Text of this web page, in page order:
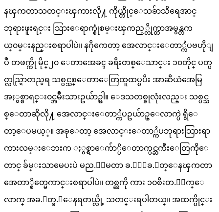
နၾကတာသတင္းၾကားလို႔ ကိုယ္တိုင္ေသခ်ာသိရေအာင္
ဘုရားဖူးရင္း သြားေရာက္စုံစမ္းၾကည့္လိုက္တာအမွန္တက
ယ္၀မ္းနည္းစရာပါပဲ။ နဂိုကေတာ့ အေလာင္းေတာ္ကႆပဗဟိုျ
ပဳ တဖက္ကို မိုင္၂၀ ေတာအေခၚ ခရီးတစ္ေသာင္း ၁၀တိုင္ ပတ္ပ
တ္လည္ရြာတည္မရ သစ္ပင္သစ္ေတာေတြထူထပ္ၿပီး အာဆီယံအေမြ
အႏွစ္စာရင္း၀င္အမ်ိဳးသားဥယ်ာဥ္ပါ။ ေဒသတစ္ခုလုံးလည္း သစ္ပင္သ
စ္ေတာဆိုလို႔ အေလာင္းေတာ္ကႆပဥယ်ာဥ္ေလာက္ပဲ ရွိေ
တာ့ေပမယ့္။ အခုေတာ့ အေလာင္းေတာ္ကႆပဘုရားသြားရာ
ကားလမ္းေဘးက ႏွစ္ရာေက်ာ္ပိေတာက္ပင္ႀကီးေတြကိုေ
တာင္ ခ်မ္းသာမေပးပဲ မည.ွာမတာ ခ.ိုးခ.ုတ္ေနၾကတာ
အေတာ္စိတ္မေကာင္းစရာပါပဲ။ တစ္ညကို ကား ၁၀စီးတ.ိုက္ေ
လာက္ အခ.ုတ္ခ.ံ​ေနရတယ္လို့ သတင္းရပါတယ္။ အထက္ပိုင္း